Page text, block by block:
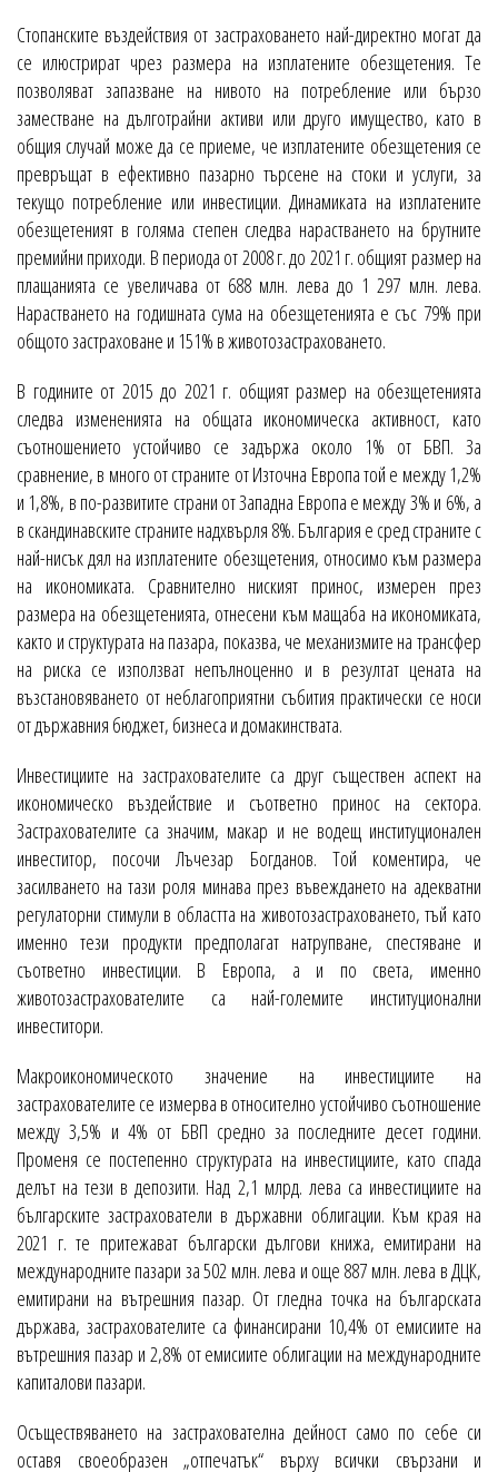
Стопанските въздействия от застраховането най-директно могат да
се илюстрират чрез размера на изплатените обезщетения. Те
позволяват запазване на нивото на потребление или бързо
заместване на дълготрайни активи или друго имущество, като в
общия случай може да се приеме, че изплатените обезщетения се
превръщат в ефективно пазарно търсене на стоки и услуги, за
текущо потребление или инвестиции. Динамиката на изплатените
обезщетеният в голяма степен следва нарастването на брутните
премийни приходи. В периода от 2008 г. до 2021 г. общият размер на
плащанията се увеличава от 688 млн. лева до 1 297 млн. лева.
Нарастването на годишната сума на обезщетенията е със 79% при
общото застраховане и 151% в животозастраховането.
В годините от 2015 до 2021 г. общият размер на обезщетенията
следва измененията на общата икономическа активност, като
съотношението устойчиво се задържа около 1% от БВП. За
сравнение, в много от страните от Източна Европа той е между 1,2%
и 1,8%, в по-развитите страни от Западна Европа е между 3% и 6%, а
в скандинавските страните надхвърля 8%. България е сред страните с
най-нисък дял на изплатените обезщетения, относимо към размера
на икономиката. Сравнително ниският принос, измерен през
размера на обезщетенията, отнесени към мащаба на икономиката,
както и структурата на пазара, показва, че механизмите на трансфер
на риска се използват непълноценно и в резултат цената на
възстановяването от неблагоприятни събития практически се носи
от държавния бюджет, бизнеса и домакинствата.
Инвестициите на застрахователите са друг съществен аспект на
икономическо въздействие и съответно принос на сектора.
Застрахователите са значим, макар и не водещ институционален
инвеститор, посочи Лъчезар Богданов. Той коментира, че
засилването на тази роля минава през въвеждането на адекватни
регулаторни стимули в областта на животозастраховането, тъй като
именно тези продукти предполагат натрупване, спестяване и
съответно инвестиции. В Европа, а и по света, именно
животозастрахователите са най-големите институционални
инвеститори.
Макроикономическото значение на инвестициите на
застрахователите се измерва в относително устойчиво съотношение
между 3,5% и 4% от БВП средно за последните десет години.
Променя се постепенно структурата на инвестициите, като спада
делът на тези в депозити. Над 2,1 млрд. лева са инвестициите на
българските застрахователи в държавни облигации. Към края на
2021 г. те притежават български дългови книжа, емитирани на
международните пазари за 502 млн. лева и още 887 млн. лева в ДЦК,
емитирани на вътрешния пазар. От гледна точка на българската
държава, застрахователите са финансирани 10,4% от емисиите на
вътрешния пазар и 2,8% от емисиите облигации на международните
капиталови пазари.
Осъществяването на застрахователна дейност само по себе си
оставя своеобразен „отпечатък“ върху всички свързани и